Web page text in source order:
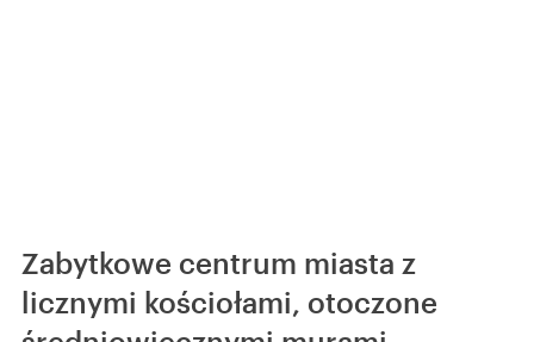
Zabytkowe centrum miasta z
licznymi kościołami, otoczone